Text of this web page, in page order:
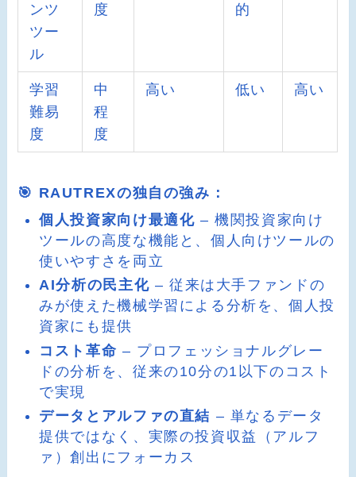
ンツ
ツー
ル
度
的
学習
難易
度
中
程
度
高い 低い 高い
🎯 RAUTREXの独自の強み：
個人投資家向け最適化 – 機関投資家向け
ツールの高度な機能と、個人向けツールの
使いやすさを両立
AI分析の民主化 – 従来は大手ファンドの
みが使えた機械学習による分析を、個人投
資家にも提供
コスト革命 – プロフェッショナルグレー
ドの分析を、従来の10分の1以下のコスト
で実現
データとアルファの直結 – 単なるデータ
提供ではなく、実際の投資収益（アルフ
ァ）創出にフォーカス